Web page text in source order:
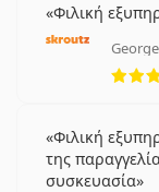
Φιλική
Φιλική
της
συσκευασία